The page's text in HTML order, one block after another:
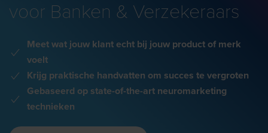
voor Banken & Verzekeraars
Meet wat jouw klant echt bij jouw product of merk
voelt
Krijg praktische handvatten om succes te vergroten
Gebaseerd op state-of-the-art neuromarketing
technieken